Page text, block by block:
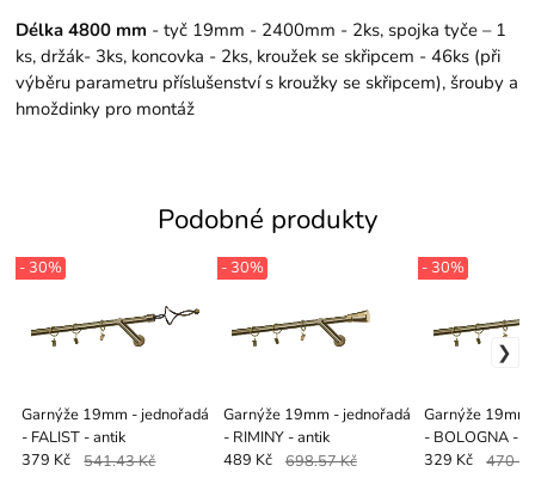
Délka 4800 mm - tyč 19mm - 2400mm - 2ks, spojka tyče – 1
ks, držák- 3ks, koncovka - 2ks, kroužek se skřipcem - 46ks (při
výběru parametru příslušenství s kroužky se skřipcem), šrouby a
hmoždinky pro montáž
Podobné produkty
Garnýže 19mm - jednořadá
- FALIST - antik
- 30%
379 Kč 541.43 Kč
Garnýže 19mm - jednořadá
- RIMINY - antik
- 30%
489 Kč 698.57 Kč
Garnýže 19mm
- BOLOGNA -
- 30%
329 Kč 470 Kč